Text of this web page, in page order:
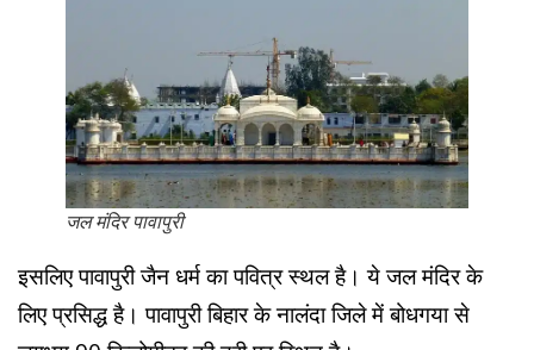
जल मंदिर पावापुरी
इसलिए पावापुरी जैन धर्म का पवित्र स्थल है। ये जल मंदिर के
लिए प्रसिद्ध है। पावापुरी बिहार के नालंदा जिले में बोधगया से